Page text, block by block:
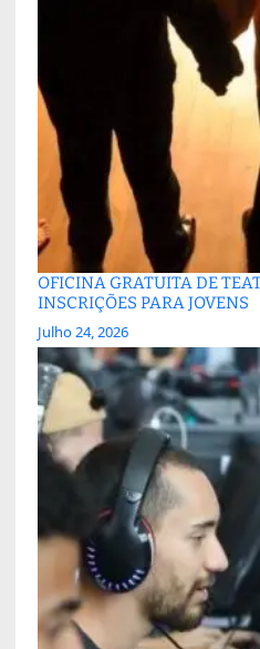
OFICINA GRATUITA DE
INSCRIÇÕES PARA JOVENS
Julho 24, 2026